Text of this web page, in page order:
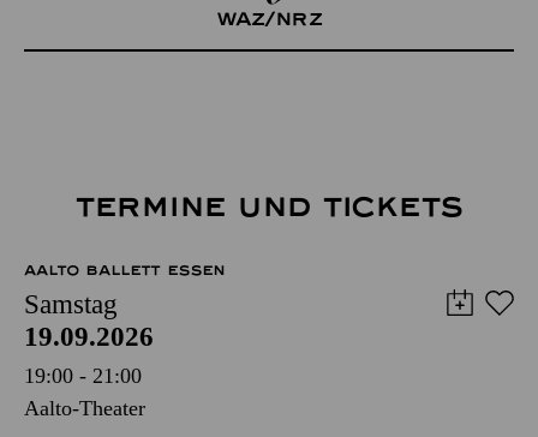
WAZ/NRZ
TERMINE UND TICKETS
AALTO BALLETT ESSEN
Samstag
19.09.2026
19:00 - 21:00
Aalto-Theater